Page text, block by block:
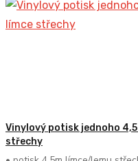
Vinylový potisk jednoho
střechy